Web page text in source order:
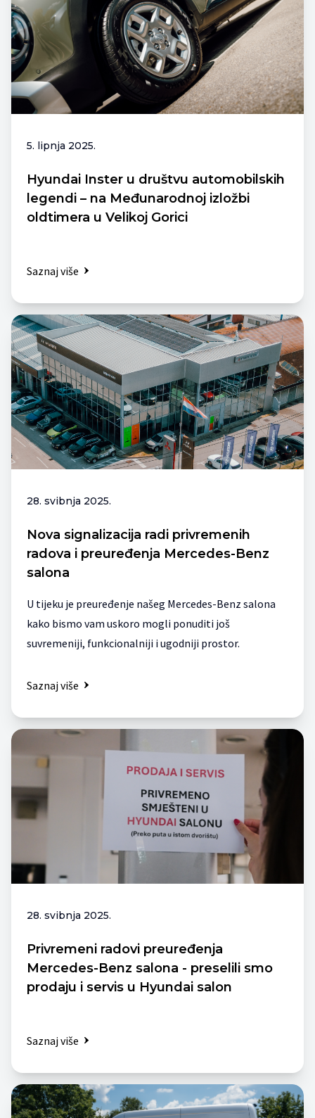
5. lipnja 2025.
Hyundai Inster u društvu automobilskih
legendi – na Međunarodnoj izložbi
oldtimera u Velikoj Gorici
Saznaj više
28. svibnja 2025.
Nova signalizacija radi privremenih
radova i preuređenja Mercedes-Benz
salona
U tijeku je preuređenje našeg Mercedes-Benz salona
kako bismo vam uskoro mogli ponuditi još
suvremeniji, funkcionalniji i ugodniji prostor.
Saznaj više
28. svibnja 2025.
Privremeni radovi preuređenja
Mercedes-Benz salona - preselili smo
prodaju i servis u Hyundai salon
Saznaj više